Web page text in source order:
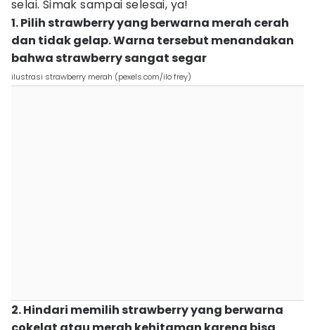
selai. Simak sampai selesai, ya!
1. Pilih strawberry yang berwarna merah cerah
dan tidak gelap. Warna tersebut menandakan
bahwa strawberry sangat segar
ilustrasi strawberry merah (pexels.com/ilo frey)
2. Hindari memilih strawberry yang berwarna